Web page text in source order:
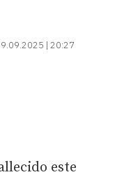
| 20:27
este